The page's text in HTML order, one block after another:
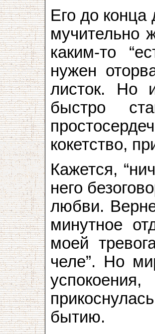
Его до конца
мучительно
каким-то
нужен
листок. Но
быстро
кокетство,
Кажется,
него
любви.
минутное
моей
челе”. Но
бытию.